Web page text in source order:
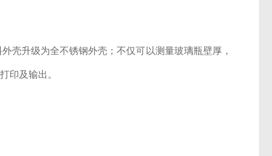
壳升级为全不锈钢外壳；不仅可以测量玻璃瓶壁厚，
印及输出。